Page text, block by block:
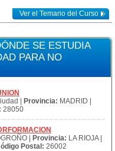
Ver el Temario del Curso
SE ESTUDIA
PARA NO
| Provincia: MADRID |
28050
| Provincia: LA RIOJA |
Postal: 26002